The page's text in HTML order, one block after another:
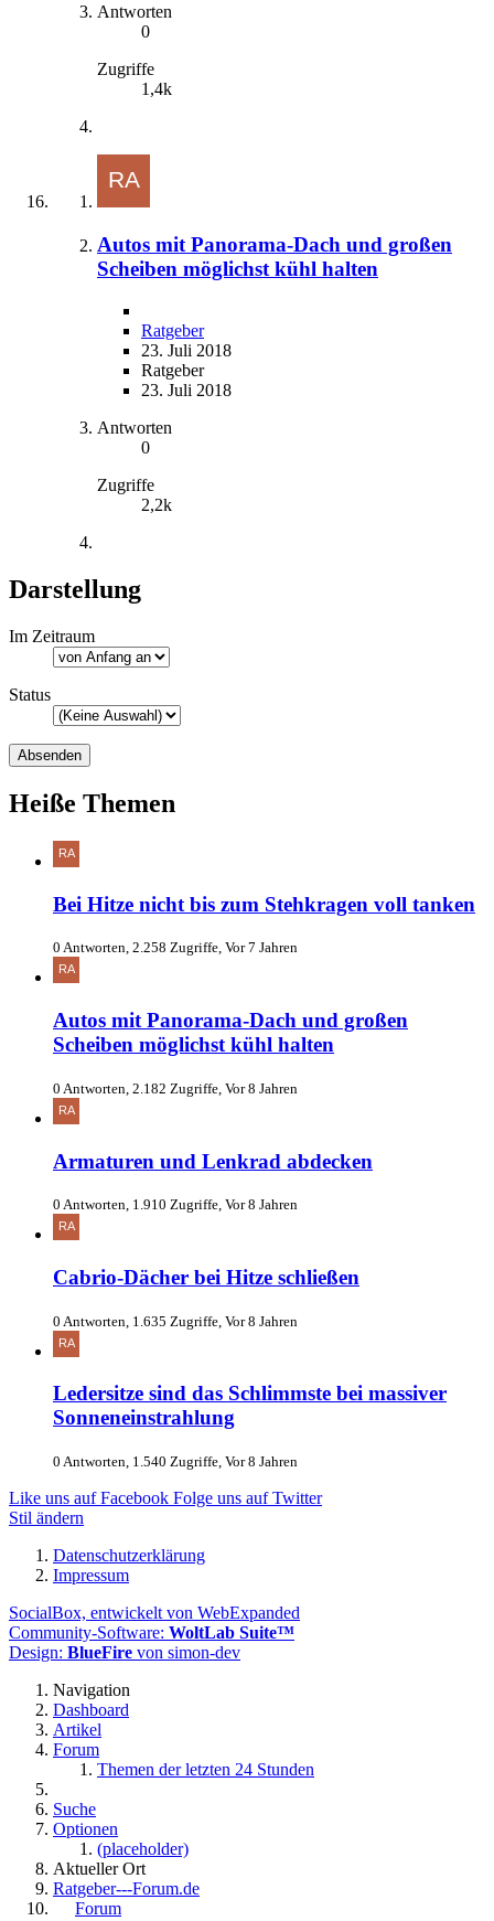
Antworten
0
Zugriffe
1,4k
Autos mit Panorama-Dach und großen
Scheiben möglichst kühl halten
Ratgeber
23. Juli 2018
Ratgeber
23. Juli 2018
Antworten
0
Zugriffe
2,2k
Darstellung
Im Zeitraum
Status
Heiße Themen
Bei Hitze nicht bis zum Stehkragen voll tanken
0 Antworten, 2.258 Zugriffe, Vor 7 Jahren
Autos mit Panorama-Dach und großen
Scheiben möglichst kühl halten
0 Antworten, 2.182 Zugriffe, Vor 8 Jahren
Armaturen und Lenkrad abdecken
0 Antworten, 1.910 Zugriffe, Vor 8 Jahren
Cabrio-Dächer bei Hitze schließen
0 Antworten, 1.635 Zugriffe, Vor 8 Jahren
Ledersitze sind das Schlimmste bei massiver
Sonneneinstrahlung
0 Antworten, 1.540 Zugriffe, Vor 8 Jahren
Like uns auf Facebook Folge uns auf Twitter
Stil ändern
Datenschutzerklärung
Impressum
SocialBox, entwickelt von WebExpanded
Community-Software: WoltLab Suite™
Design: BlueFire von simon-dev
Navigation
Dashboard
Artikel
Forum
Themen der letzten 24 Stunden
Suche
Optionen
(placeholder)
Aktueller Ort
Ratgeber---Forum.de
Forum